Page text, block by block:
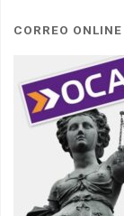
CORREO ONLINE